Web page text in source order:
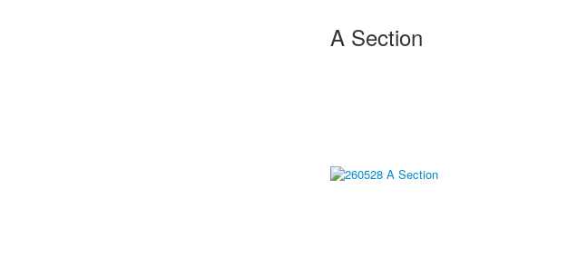
A Section